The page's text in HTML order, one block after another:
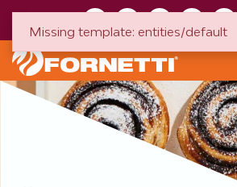
Missing template: entities/default